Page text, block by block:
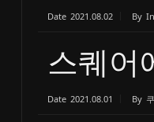
Date 2021.08.02 By
스퀘어
Date 2021.08.01 By